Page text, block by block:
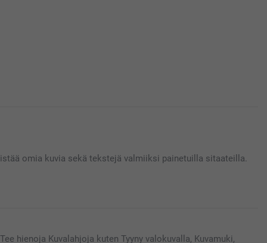
omia kuvia sekä tekstejä valmiiksi painetuilla sitaateilla.
Tee hienoja Kuvalahjoja kuten Tyyny valokuvalla, Kuvamuki,